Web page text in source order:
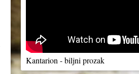
Kantarion - biljni prozak